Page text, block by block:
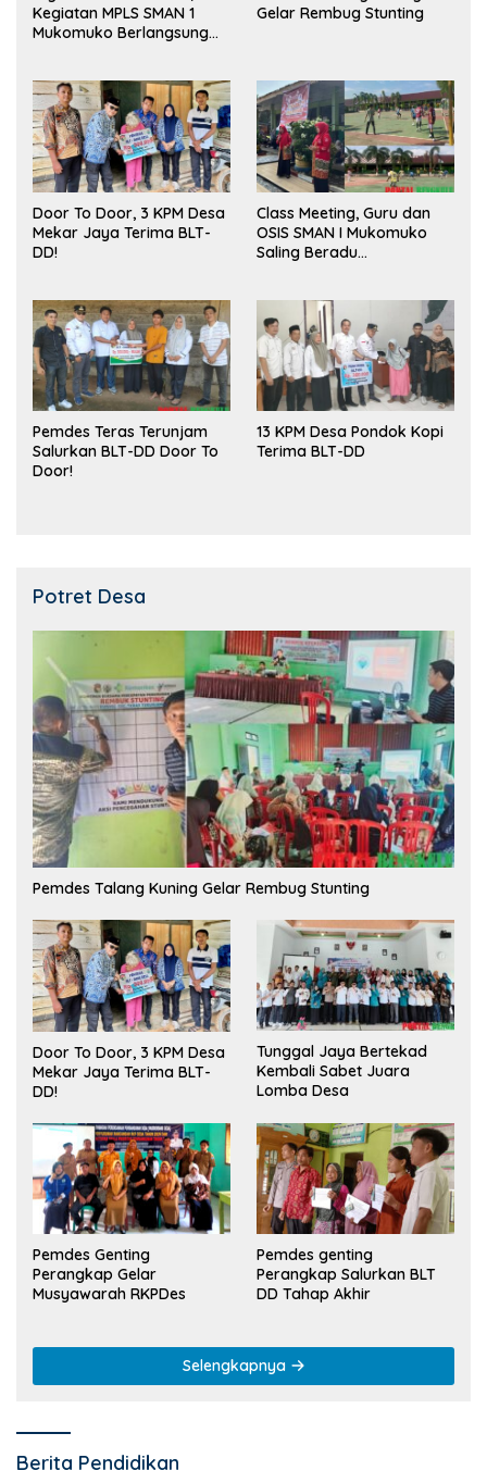
Kegiatan MPLS SMAN 1
Mukomuko Berlangsung
Gelar Rembug Stunting
Door To Door, 3 KPM Desa
Mekar Jaya Terima BLT-
DD!
Class Meeting, Guru dan
OSIS SMAN I Mukomuko
Saling Beradu
Pemdes Teras Terunjam
Salurkan BLT-DD Door To
Door!
13 KPM Desa Pondok Kopi
Terima BLT-DD
Potret Desa
Pemdes Talang Kuning Gelar Rembug Stunting
Door To Door, 3 KPM Desa
Mekar Jaya Terima BLT-
DD!
Tunggal Jaya Bertekad
Kembali Sabet Juara
Lomba Desa
Pemdes Genting
Perangkap Gelar
Musyawarah RKPDes
Pemdes genting
Perangkap Salurkan BLT
DD Tahap Akhir
Selengkapnya
Berita Pendidikan